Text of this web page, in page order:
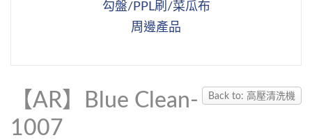
勾盤/PPL刷/菜瓜布
周邊產品
Back to: 高壓清洗機
【AR】Blue Clean-
1007